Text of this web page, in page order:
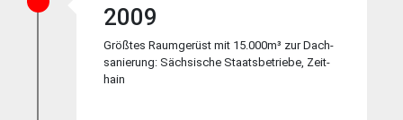
2009
Größtes Raumgerüst mit 15.000m³ zur Dach­
sa­nie­rung: Säch­si­sche Staats­be­trie­be, Zeit­
hain